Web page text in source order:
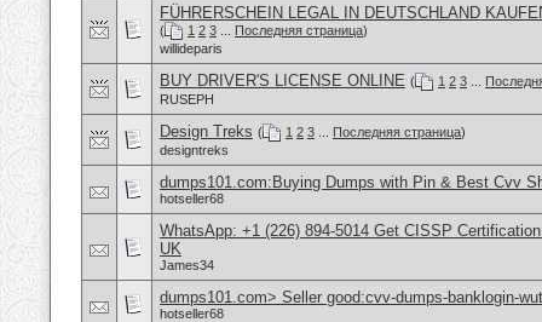
FÜHRERSCHEIN LEGAL IN DEUTSCHLAND
( 1 2 3 Последняя страница)
willideparis
BUY DRIVER'S LICENSE ONLINE ( 1 2 3
RUSEPH
Design Treks ( 1 2 3 Последняя страница)
designtreks
dumps101.com:Buying Dumps with Pin & Best Cvv
hotseller68
WhatsApp: +1 (226) 894-5014​ Get CISSP
UK
James34
dumps101.com> Seller good:cvv-dumps-banklogin-
hotseller68